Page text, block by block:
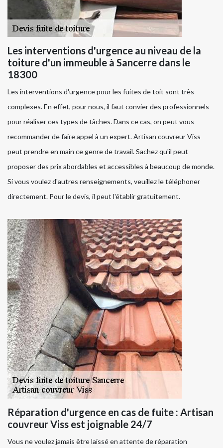
Les interventions d'urgence au niveau de la
toiture d'un immeuble à Sancerre dans le
18300
Les interventions d'urgence pour les fuites de toit sont très
complexes. En effet, pour nous, il faut convier des professionnels
pour réaliser ces types de tâches. Dans ce cas, on peut vous
recommander de faire appel à un expert. Artisan couvreur Viss
peut prendre en main ce genre de travail. Sachez qu'il peut
proposer des prix abordables et accessibles à beaucoup de monde.
Si vous voulez d'autres renseignements, veuillez le téléphoner
directement. Pour le devis, il peut l'établir gratuitement.
Réparation d'urgence en cas de fuite : Artisan
couvreur Viss est joignable 24/7
Vous ne voulez jamais être laissé en attente de réparation